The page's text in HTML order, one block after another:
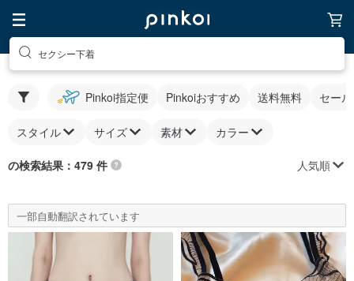
セクシー下着
Pinkoi指定便 Pinkoiおすすめ 送料無料 セー
スタイル サイズ 素材 カラー
の検索結果：479 件 人気順
一部自動翻訳されています